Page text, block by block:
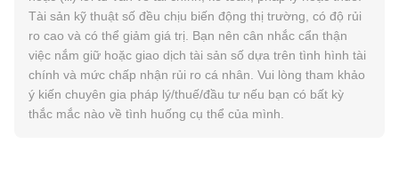
Tài sản kỹ thuật số đều chịu biến động thị trường, có độ rủi
ro cao và có thể giảm giá trị. Bạn nên cân nhắc cẩn thận
việc nắm giữ hoặc giao dịch tài sản số dựa trên tình hình tài
chính và mức chấp nhận rủi ro cá nhân. Vui lòng tham khảo
ý kiến chuyên gia pháp lý/thuế/đầu tư nếu bạn có bất kỳ
thắc mắc nào về tình huống cụ thể của mình.